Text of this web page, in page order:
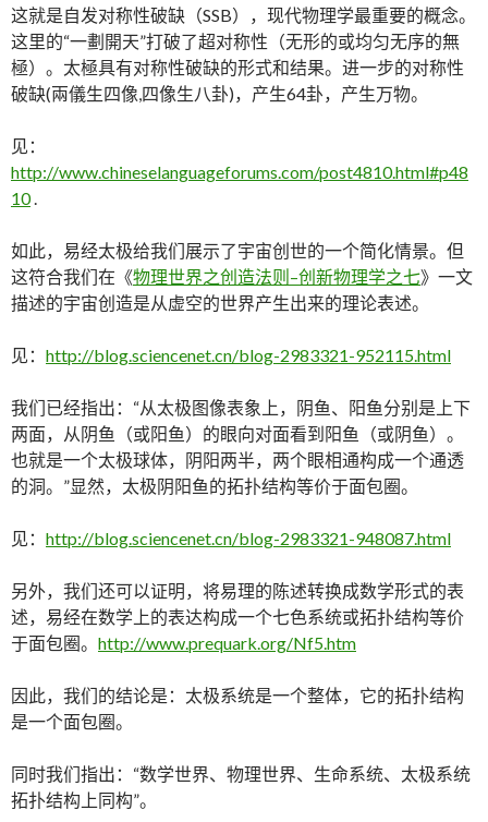
这就是自发对称性破缺（SSB），现代物理学最重要的概念。
这里的“一劃開天”打破了超对称性（无形的或均匀无序的無
極）。太極具有对称性破缺的形式和结果。进一步的对称性
破缺(兩儀生四像,四像生八卦)，产生64卦，产生万物。
见：
http://www.chineselanguageforums.com/post4810.html#p48
10.
如此，易经太极给我们展示了宇宙创世的一个简化情景。但
这符合我们在《物理世界之创造法则–创新物理学之七》一文
描述的宇宙创造是从虚空的世界产生出来的理论表述。
见： http://blog.sciencenet.cn/blog-2983321-952115.html
我们已经指出：“从太极图像表象上，阴鱼、阳鱼分别是上下
两面，从阴鱼（或阳鱼）的眼向对面看到阳鱼（或阴鱼）。
也就是一个太极球体，阴阳两半，两个眼相通构成一个通透
的洞。”显然，太极阴阳鱼的拓扑结构等价于面包圈。
见： http://blog.sciencenet.cn/blog-2983321-948087.html
另外，我们还可以证明，将易理的陈述转换成数学形式的表
述，易经在数学上的表达构成一个七色系统或拓扑结构等价
于面包圈。 http://www.prequark.org/Nf5.htm
因此，我们的结论是：太极系统是一个整体，它的拓扑结构
是一个面包圈。
同时我们指出：“数学世界、物理世界、生命系统、太极系统
拓扑结构上同构”。